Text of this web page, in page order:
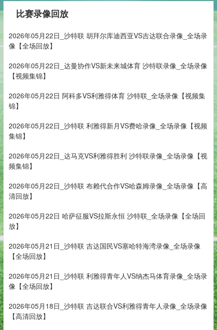
比赛录像回放
2026年05月22日_沙特联 胡拜尔库迪西亚VS吉达联合录像_全场录
像【全场回放】
2026年05月22日_达曼协作VS新未来城体育 沙特联录像_全场录像
【视频集锦】
2026年05月22日 阿科多VS利雅得体育 沙特联_全场录像【视频集
锦】
2026年05月22日_沙特联 利雅得新月VS费哈录像_全场录像【视频
集锦】
2026年05月22日_达马克VS利雅得胜利 沙特联录像_全场录像【视
频集锦】
2026年05月22日_沙特联 布赖代合作VS哈森姆录像_全场录像【高
清回放】
2026年05月22日 哈萨征服VS拉斯永恒 沙特联_全场录像【全场回
放】
2026年05月21日_沙特联 吉达国民VS塞哈特海湾录像_全场录像
【全场回放】
2026年05月21日_沙特联 利雅得青年人VS纳杰马体育录像_全场录
像【全场回放】
2026年05月18日_沙特联 吉达联合VS利雅得青年人录像_全场录像
【高清回放】